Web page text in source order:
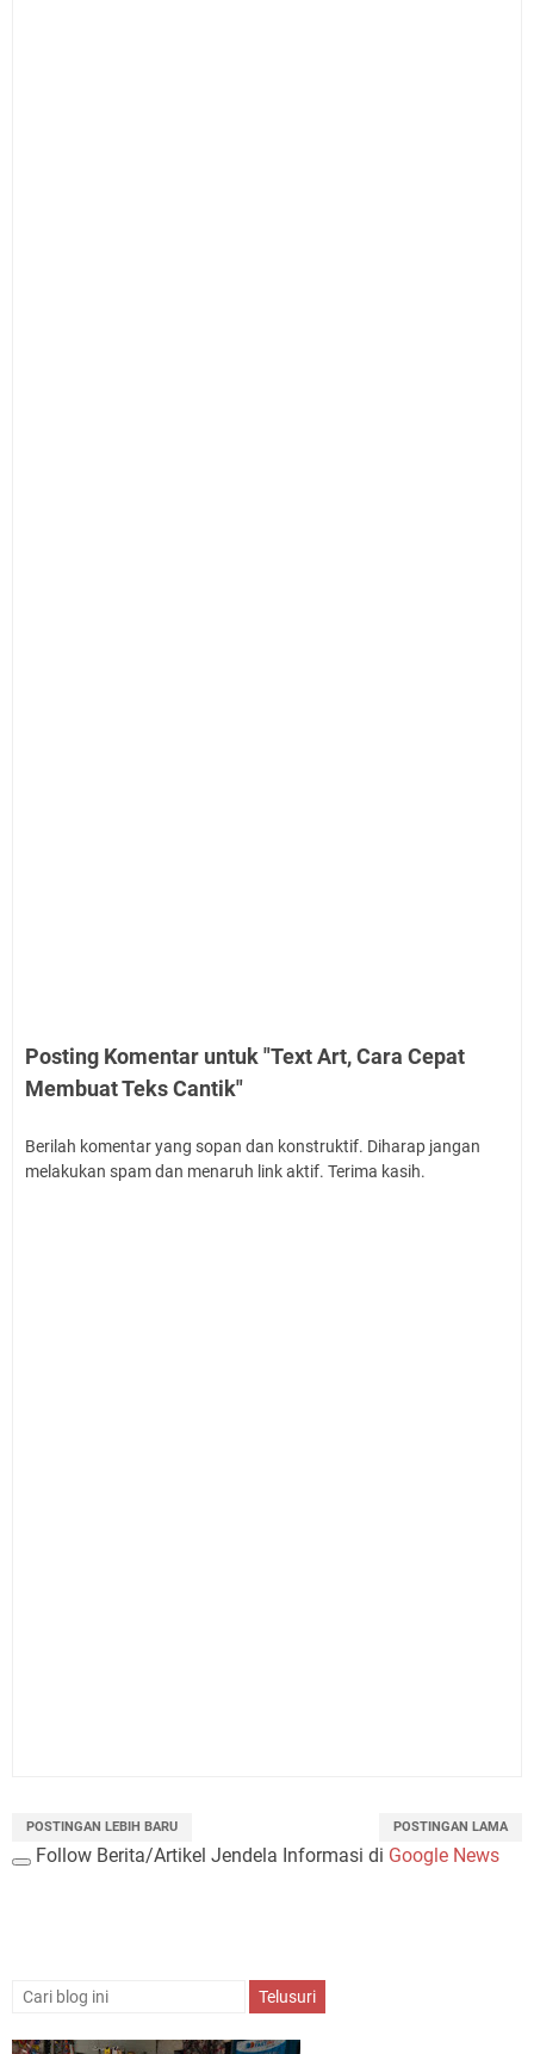
Posting Komentar untuk "Text Art, Cara Cepat
Membuat Teks Cantik"
Berilah komentar yang sopan dan konstruktif. Diharap jangan
melakukan spam dan menaruh link aktif. Terima kasih.
POSTINGAN LEBIH BARU POSTINGAN LAMA
Follow Berita/Artikel Jendela Informasi di Google News